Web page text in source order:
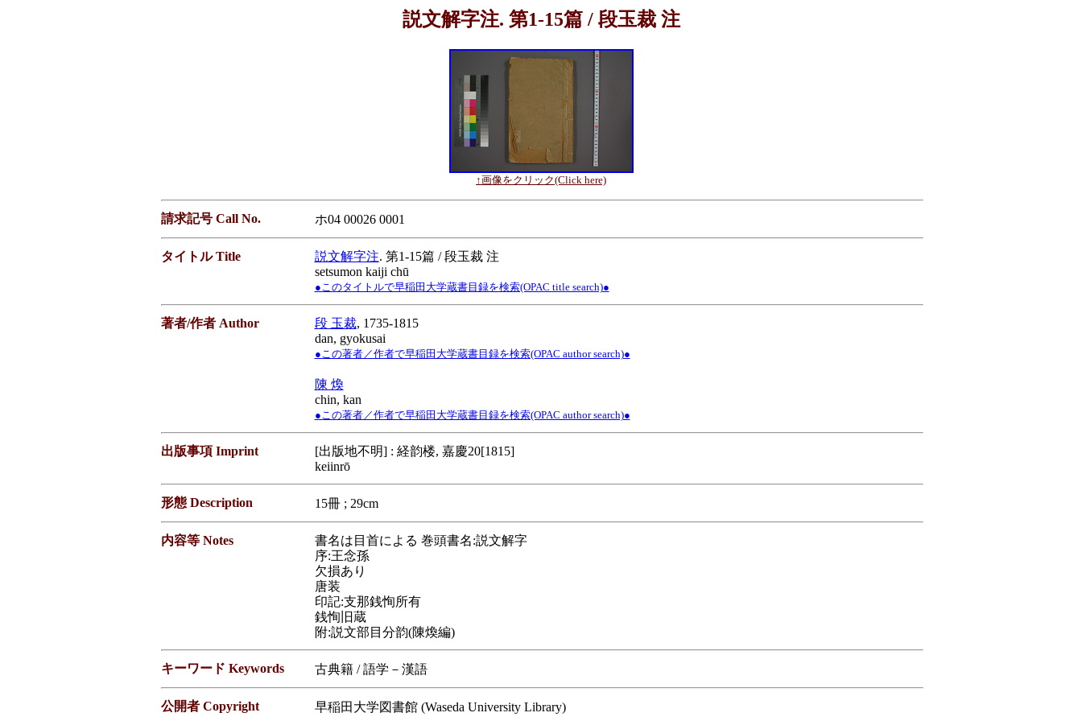
説文解字注. 第1-15篇 / 段玉裁 注
↑画像をクリック(Click here)
請求記号 Call No. ホ04 00026 0001
タイトル Title 説文解字注. 第1-15篇 / 段玉裁 注
setsumon kaiji chū
●このタイトルで早稲田大学蔵書目録を検索(OPAC title search)●
著者/作者 Author 段 玉裁, 1735-1815
dan, gyokusai
●この著者／作者で早稲田大学蔵書目録を検索(OPAC author search)●
陳 煥
chin, kan
●この著者／作者で早稲田大学蔵書目録を検索(OPAC author search)●
出版事項 Imprint
[出版地不明] : 経韵楼, 嘉慶20[1815]
keiinrō
形態 Description 15冊 ; 29cm
内容等 Notes
書名は目首による 巻頭書名:説文解字
序:王念孫
欠損あり
唐装
印記:支那銭恂所有
銭恂旧蔵
附:説文部目分韵(陳煥編)
キーワード Keywords 古典籍 / 語学－漢語
公開者 Copyright 早稲田大学図書館 (Waseda University Library)